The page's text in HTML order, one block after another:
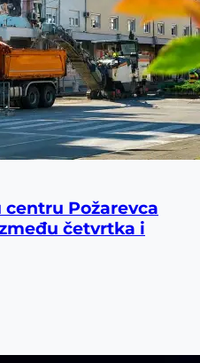
centru Požarevca
četvrtka i